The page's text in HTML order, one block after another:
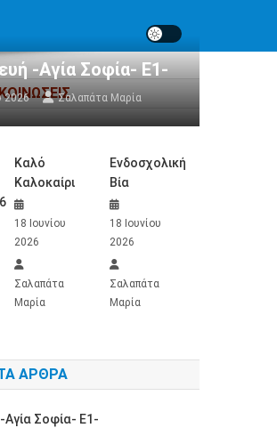
-Αγία Σοφία- Ε1-
2026 Σαλαπάτα Μαρία
Καλό
Καλοκαίρι
18 Ιουνίου
2026
Σαλαπάτα
Μαρία
Ενδοσχολική
Βία
18 Ιουνίου
2026
Σαλαπάτα
Μαρία
ΆΡΘΡΑ
Σοφία- Ε1-